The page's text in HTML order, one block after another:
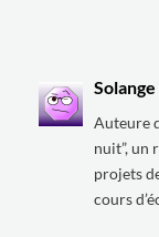
Solange
Auteure
nuit”, un
projets
cours